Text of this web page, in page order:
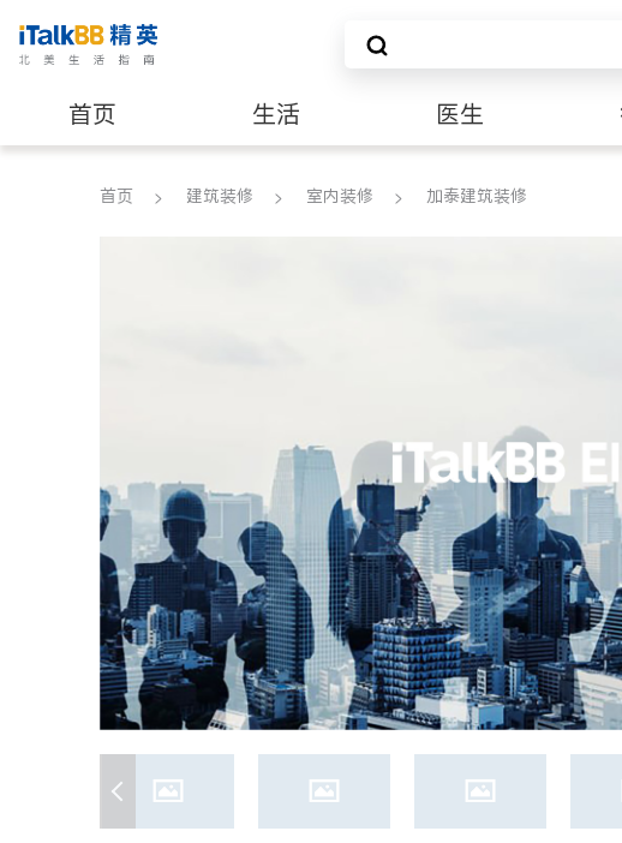
首页 生活 医生
建筑装修
首页 建筑装修 室内装修 加泰建筑装修